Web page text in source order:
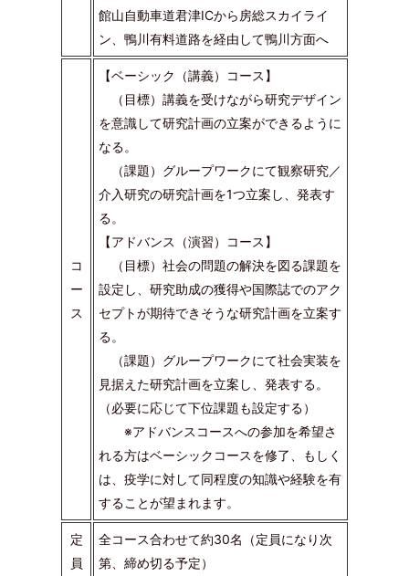
館山自動車道君津ICから房総スカイライ
ン、 鴨川有料道路を経由して鴨川方面へ
コ
ー
ス
【ベーシック（講義）コース】
（目標）講義を受けながら研究デザイン
を意識して研究計画の立案ができるように
なる。
（課題）グループワークにて観察研究／
介入研究の研究計画を1つ立案し、発表す
る。
【アドバンス（演習）コース】
（目標）社会の問題の解決を図る課題を
設定し、研究助成の獲得や国際誌でのアク
セプトが期待できそうな研究計画を立案す
る。
（課題）グループワークにて社会実装を
見据えた研究計画を立案し、発表する。
（必要に応じて下位課題も設定する）
※アドバンスコースへの参加を希望さ
れる方はベーシックコースを修了、もしく
は、疫学に対して同程度の知識や経験を有
することが望まれます。
定
員
全コース合わせて約30名（定員になり次
第、締め切る予定）